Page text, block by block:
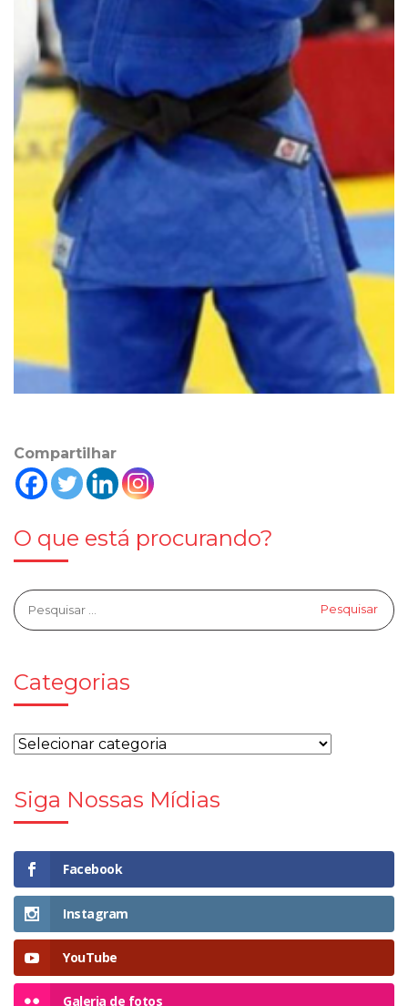
Compartilhar
O que está procurando?
Categorias
Siga Nossas Mídias
Facebook
Instagram
YouTube
Galeria de fotos